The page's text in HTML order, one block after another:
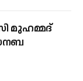
മുഹമ്മദ്